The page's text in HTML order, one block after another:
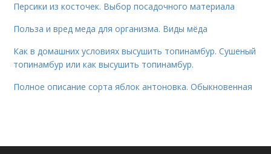
Персики из косточек. Выбор посадочного материала
Польза и вред меда для организма. Виды мёда
Как в домашних условиях высушить топинамбур. Сушеный
топинамбур или как высушить топинамбур.
Полное описание сорта яблок антоновка. Обыкновенная